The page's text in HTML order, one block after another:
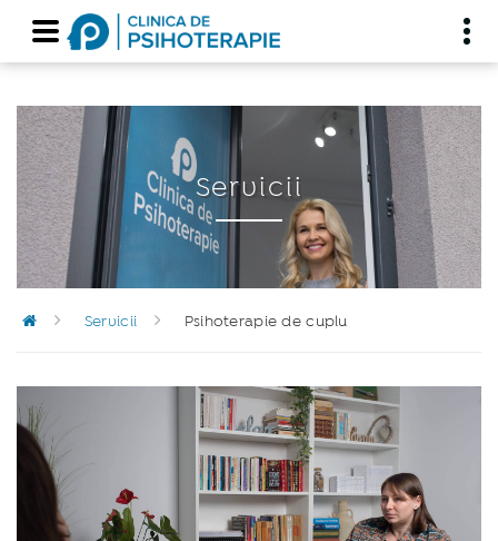
Servicii
Servicii Psihoterapie de cuplu